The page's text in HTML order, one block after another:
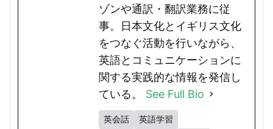
ゾンや通訳・翻訳業務に従
事。日本文化とイギリス文化
をつなぐ活動を行いながら、
英語とコミュニケーションに
関する実践的な情報を発信し
ている。 See Full Bio
英会話 英語学習